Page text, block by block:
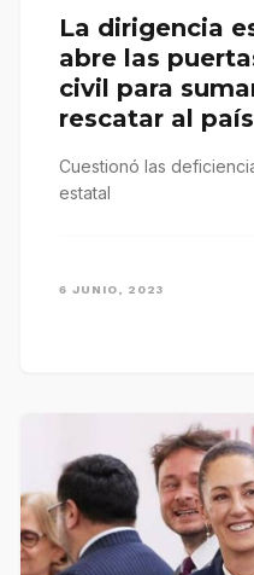
La dirigencia
abre las
civil para
rescatar al
Cuestionó las
estatal
6 JUNIO, 2023